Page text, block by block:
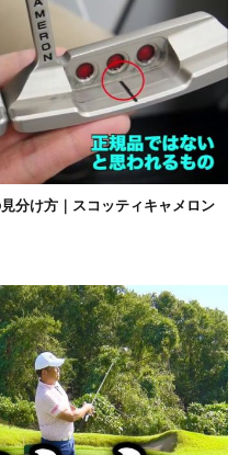
分け方｜スコッティキャメロン